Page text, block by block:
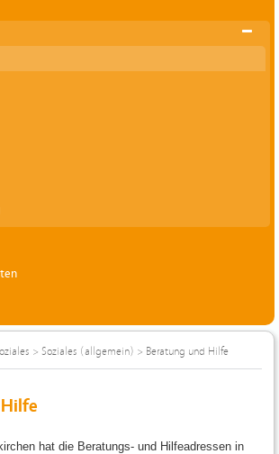
> Soziales (allgemein) > Beratung und Hilfe
hat die Beratungs- und Hilfeadressen in